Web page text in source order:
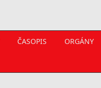
ČASOPIS ORGÁNY